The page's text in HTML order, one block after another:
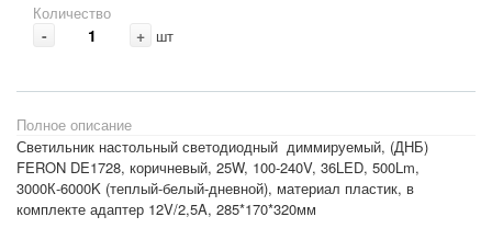
Количество
- + шт
Полное описание
Светильник настольный светодиодный диммируемый, (ДНБ)
FERON DE1728, коричневый, 25W, 100-240V, 36LED, 500Lm,
3000К-6000K (теплый-белый-дневной), материал пластик, в
комплекте адаптер 12V/2,5A, 285*170*320мм